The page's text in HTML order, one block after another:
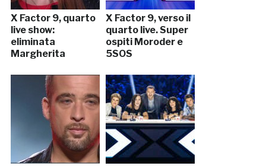
X Factor 9, quarto
live show:
eliminata
Margherita
X Factor 9, verso il
quarto live. Super
ospiti Moroder e
5SOS